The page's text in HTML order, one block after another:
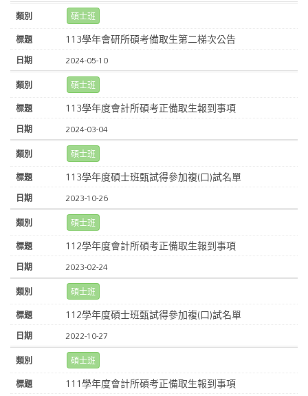
碩士班
113學年會研所碩考備取生第二梯次公告
2024-05-10
碩士班
113學年度會計所碩考正備取生報到事項
2024-03-04
碩士班
113學年度碩士班甄試得參加複(口)試名單
2023-10-26
碩士班
112學年度會計所碩考正備取生報到事項
2023-02-24
碩士班
112學年度碩士班甄試得參加複(口)試名單
2022-10-27
碩士班
111學年度會計所碩考正備取生報到事項